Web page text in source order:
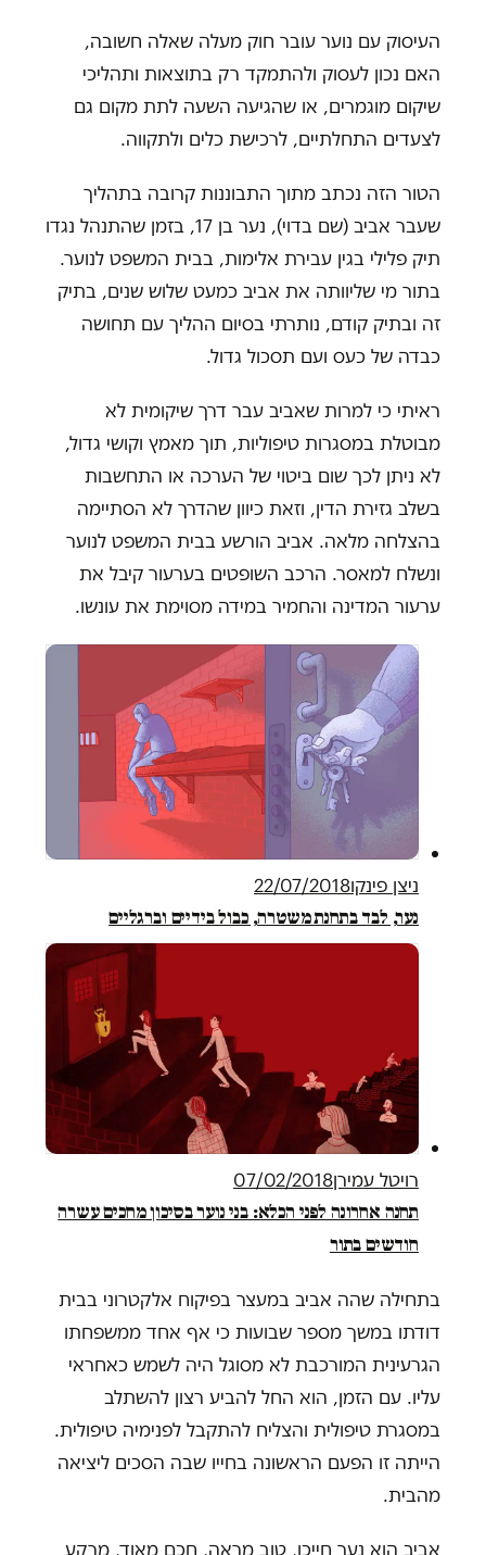
העיסוק עם נוער עובר חוק מעלה שאלה חשובה,
האם נכון לעסוק ולהתמקד רק בתוצאות ותהליכי
שיקום מוגמרים, או שהגיעה השעה לתת מקום גם
לצעדים התחלתיים, לרכישת כלים ולתקווה.
הטור הזה נכתב מתוך התבוננות קרובה בתהליך
שעבר אביב (שם בדוי), נער בן 17, בזמן שהתנהל נגדו
תיק פלילי בגין עבירת אלימות, בבית המשפט לנוער.
בתור מי שליוותה את אביב כמעט שלוש שנים, בתיק
זה ובתיק קודם, נותרתי בסיום ההליך עם תחושה
כבדה של כעס ועם תסכול גדול.
ראיתי כי למרות שאביב עבר דרך שיקומית לא
מבוטלת במסגרות טיפוליות, תוך מאמץ וקושי גדול,
לא ניתן לכך שום ביטוי של הערכה או התחשבות
בשלב גזירת הדין, וזאת כיוון שהדרך לא הסתיימה
בהצלחה מלאה. אביב הורשע בבית המשפט לנוער
ונשלח למאסר. הרכב השופטים בערעור קיבל את
ערעור המדינה והחמיר במידה מסוימת את עונשו.
ניצן פינקו22/07/2018
נער, לבד בתחנת משטרה, כבול בידיים וברגליים
רויטל עמירן07/02/2018
תחנה אחרונה לפני הכלא: בני נוער בסיכון מחכים עשרה
חודשים בתור
בתחילה שהה אביב במעצר בפיקוח אלקטרוני בבית
דודתו במשך מספר שבועות כי אף אחד ממשפחתו
הגרעינית המורכבת לא מסוגל היה לשמש כאחראי
עליו. עם הזמן, הוא החל להביע רצון להשתלב
במסגרת טיפולית והצליח להתקבל לפנימיה טיפולית.
הייתה זו הפעם הראשונה בחייו שבה הסכים ליציאה
מהבית.
אביב הוא נער חייכן, טוב מראה, חכם מאוד, מרקע